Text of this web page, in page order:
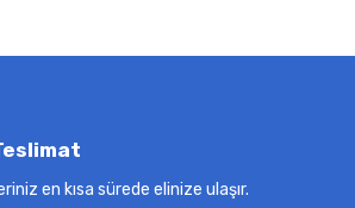
en kısa sürede elinize ulaşır.